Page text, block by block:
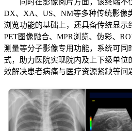
DX、XA、US、NM等多种传统影像
浏览功能的基础上，还具备传统显示
PET图像融合、MPR浏览、伪彩、
测量等分子影像专用功能，系统可同
式，助力医院实现院内及上下级单位
效解决患者病痛与医疗资源紧缺等问